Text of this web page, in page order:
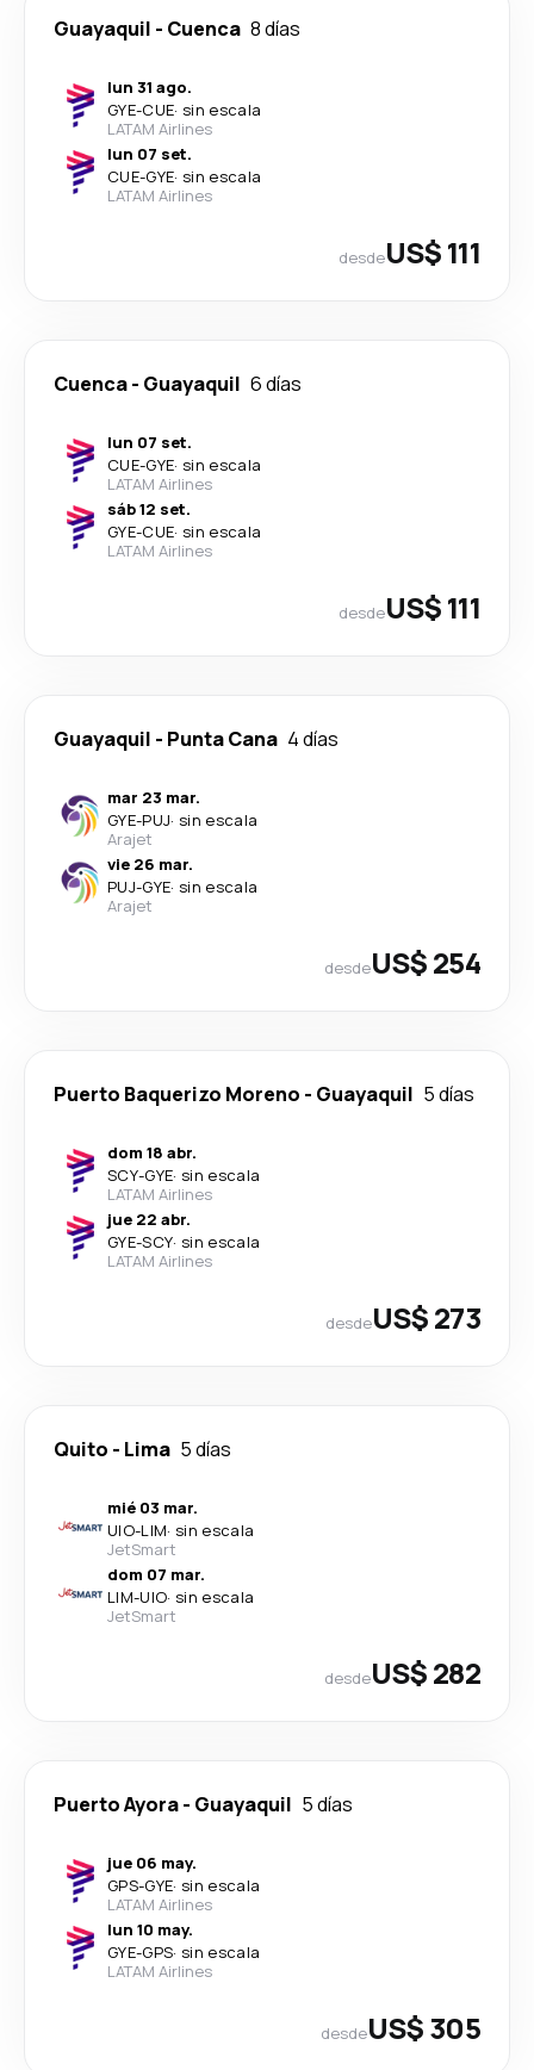
Guayaquil - Cuenca 8 días
lun 31 ago.
GYE-CUE· sin escala
LATAM Airlines
lun 07 set.
CUE-GYE· sin escala
LATAM Airlines
desdeUS$ 111
Cuenca- Guayaquil 6 días
lun 07 set.
CUE-GYE· sin escala
LATAM Airlines
sáb 12 set.
GYE-CUE· sin escala
LATAM Airlines
desdeUS$ 111
Guayaquil - Punta Cana 4 días
mar 23 mar.
GYE-PUJ· sin escala
Arajet
vie 26 mar.
PUJ-GYE· sin escala
Arajet
desdeUS$ 254
Puerto Baquerizo Moreno - Guayaquil 5 días
dom 18 abr.
SCY-GYE· sin escala
LATAM Airlines
jue 22 abr.
GYE-SCY· sin escala
LATAM Airlines
desdeUS$ 273
Quito - Lima 5 días
mié 03 mar.
UIO-LIM· sin escala
JetSmart
dom 07 mar.
LIM-UIO· sin escala
JetSmart
desdeUS$ 282
Puerto Ayora- Guayaquil 5 días
jue 06 may.
GPS-GYE· sin escala
LATAM Airlines
lun 10 may.
GYE-GPS· sin escala
LATAM Airlines
desdeUS$ 305